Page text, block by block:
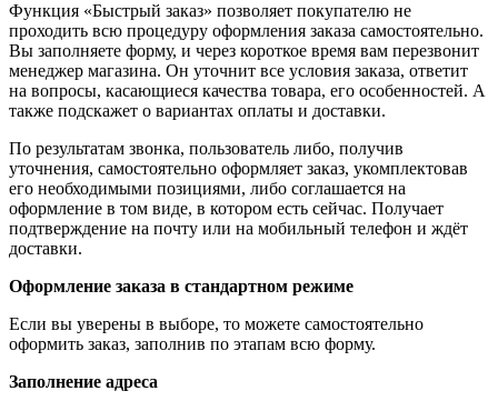
Функция «Быстрый заказ» позволяет покупателю не
проходить всю процедуру оформления заказа самостоятельно.
Вы заполняете форму, и через короткое время вам перезвонит
менеджер магазина. Он уточнит все условия заказа, ответит
на вопросы, касающиеся качества товара, его особенностей. А
также подскажет о вариантах оплаты и доставки.
По результатам звонка, пользователь либо, получив
уточнения, самостоятельно оформляет заказ, укомплектовав
его необходимыми позициями, либо соглашается на
оформление в том виде, в котором есть сейчас. Получает
подтверждение на почту или на мобильный телефон и ждёт
доставки.
Оформление заказа в стандартном режиме
Если вы уверены в выборе, то можете самостоятельно
оформить заказ, заполнив по этапам всю форму.
Заполнение адреса